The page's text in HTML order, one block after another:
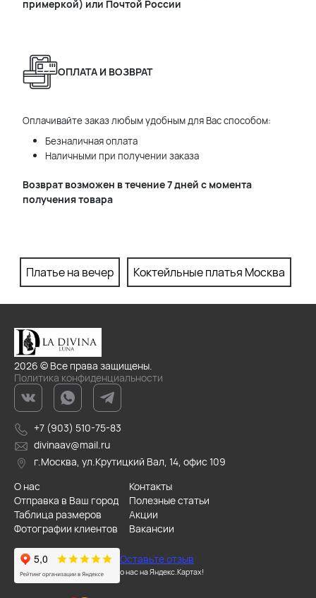
примеркой) или Почтой России
ОПЛАТА И ВОЗВРАТ
Оплачивайте заказ любым удобным для Вас способом:
Безналичная оплата
Наличными при получении заказа
Возврат возможен в течение 7 дней с момента
получения товара
Платье на вечер Коктейльные платья Москва
2026 © Все права защищены.
Политика конфиденциальности
+7 (903) 510-75-83
divinaav@mail.ru
г.Москва, ул.Крутицкий Вал, 14, офис 109
О нас
Контакты
Отправка в Ваш город
Полезные статьи
Таблица размеров
Акции
Фотографии клиентов
Вакансии
Оставьте отзыв
о нас на Яндекс.Картах!